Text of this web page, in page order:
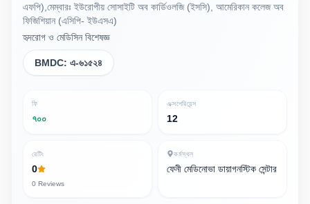
এফপি),মেম্বারঃ ইউরোপীয় সোসাইটি অব কার্ডিওলজি (ইসসি), আমেরিকান কলেজ অব
ফিজিশিয়ান (এসিপি- ইউএসএ)
হৃদরোগ ও মেডিসিন বিশেষজ্ঞ
BMDC: এ-৬১৫২৪
ফি
৭০০
এক্সপেরিয়েন্স
12
রেটিং
0
0 Reviews
কর্মস্থল
ফেনী মেডিনোভা ডায়াগনস্টিক সেন্টার